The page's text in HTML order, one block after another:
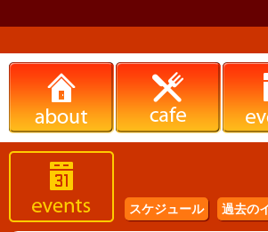
スケジュール 過去の